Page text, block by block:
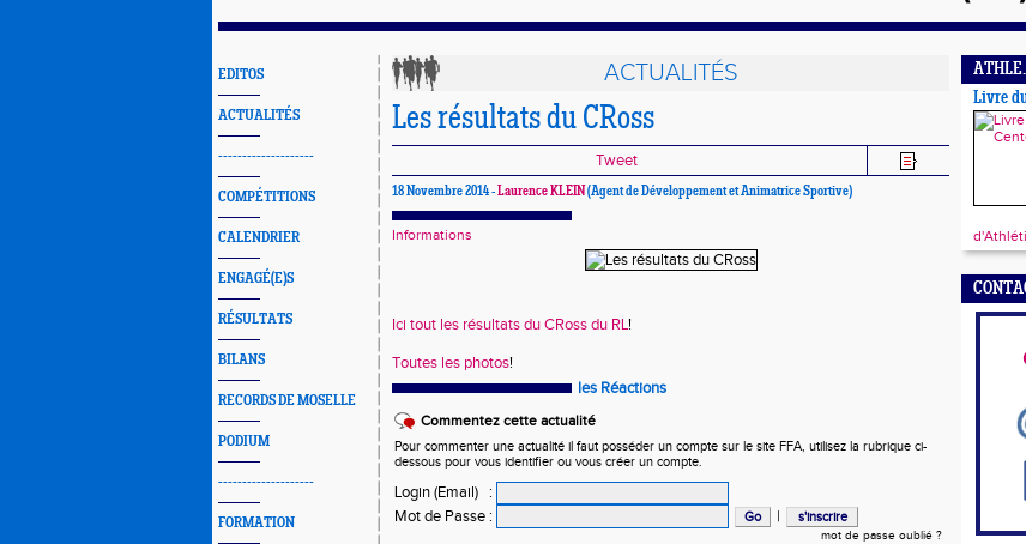
EDITOS
ACTUALITÉS
--------------------
COMPÉTITIONS
CALENDRIER
ENGAGÉ(E)S
RÉSULTATS
BILANS
RECORDS DE MOSELLE
PODIUM
--------------------
FORMATION
ACTUALITÉS
Les résultats du CRoss
Tweet
18 Novembre 2014 -Laurence KLEIN (Agent de Développement et Animatrice Sportive)
Informations
Ici tout les résultats du CRoss du RL!
Toutes les photos!
les Réactions
Commentez cette actualité
Pour commenter une actualité il faut posséder un compte sur le site FFA, utilisez la rubrique ci-
dessous pour vous identifier ou vous créer un compte.
Login (Email)
:
Mot de Passe : |
mot de passe oublié ?
Livre